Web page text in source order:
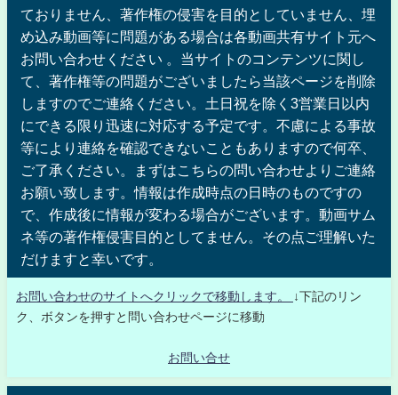
ておりません、著作権の侵害を目的としていません、埋
め込み動画等に問題がある場合は各動画共有サイト元へ
お問い合わせください 。当サイトのコンテンツに関し
て、著作権等の問題がございましたら当該ページを削除
しますのでご連絡ください。土日祝を除く3営業日以内
にできる限り迅速に対応する予定です。不慮による事故
等により連絡を確認できないこともありますので何卒、
ご了承ください。まずはこちらの問い合わせよりご連絡
お願い致します。情報は作成時点の日時のものですの
で、作成後に情報が変わる場合がございます。動画サム
ネ等の著作権侵害目的としてません。その点ご理解いた
だけますと幸いです。
お問い合わせのサイトへクリックで移動します。
↓下記のリン
ク、ボタンを押すと問い合わせページに移動
お問い合せ